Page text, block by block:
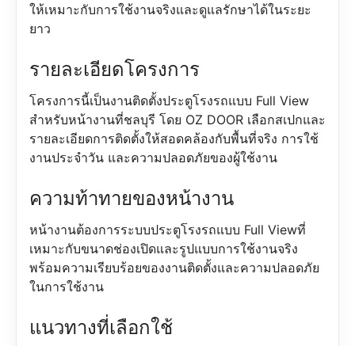
ให้เหมาะกับการใช้งานจริงและดูแลรักษาได้ในระยะ
ยาว
รายละเอียดโครงการ
โครงการนี้เป็นงานติดตั้งประตูโรงรถแบบ Full View
สำหรับหน้างานที่ชลบุรี โดย OZ DOOR เลือกสเปกและ
รายละเอียดการติดตั้งให้สอดคล้องกับพื้นที่จริง การใช้
งานประจำวัน และความปลอดภัยของผู้ใช้งาน
ความท้าทายของหน้างาน
หน้างานต้องการระบบประตูโรงรถแบบ Full Viewที่
เหมาะกับขนาดช่องเปิดและรูปแบบการใช้งานจริง
พร้อมความเรียบร้อยของงานติดตั้งและความปลอดภัย
ในการใช้งาน
แนวทางที่เลือกใช้